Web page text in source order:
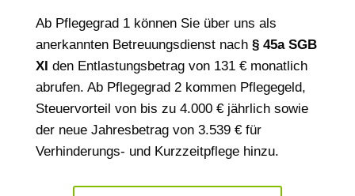
Ab Pflegegrad 1 können Sie über uns als
anerkannten Betreuungsdienst nach § 45a SGB
XI den Entlastungsbetrag von 131 € monatlich
abrufen. Ab Pflegegrad 2 kommen Pflegegeld,
Steuervorteil von bis zu 4.000 € jährlich sowie
der neue Jahresbetrag von 3.539 € für
Verhinderungs- und Kurzzeitpflege hinzu.